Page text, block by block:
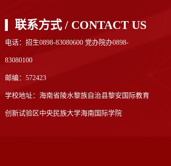
联系方式 / CONTACT US
电话：招生0898-83080600 党办院办0898-
83080100
邮编：572423
学校地址：海南省陵水黎族自治县黎安国际教育
创新试验区中央民族大学海南国际学院